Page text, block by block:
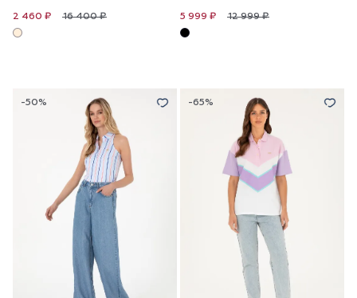
16 400 ₽
2 460 ₽ 12 999 ₽
5 999 ₽
-50% -65%